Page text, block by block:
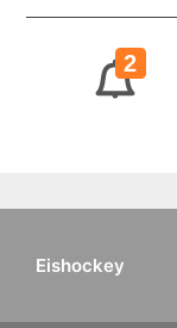
2
Eishockey